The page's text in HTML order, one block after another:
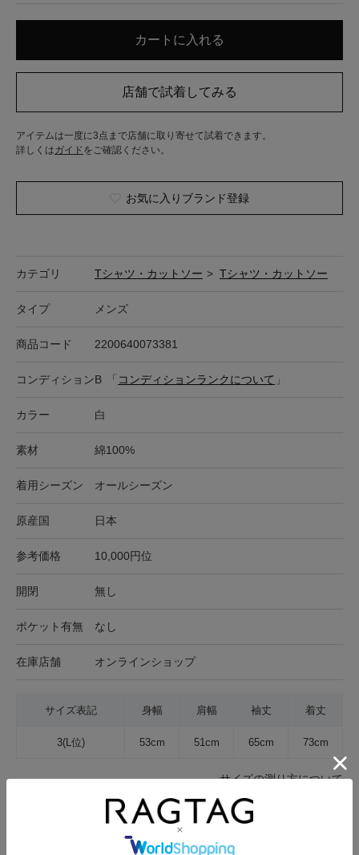
アイテムは一度に3点まで店舗に取り寄せて試着できます。
詳しくはガイド をご確認ください。
お気に入りブランド登録
カテゴリ Tシャツ・カットソー > Tシャツ・カットソー
タイプ メンズ
商品コード 2200640073381
コンディションB 「 コンディションランクについて 」
カラー 白
素材 綿100%
着用シーズン オールシーズン
原産国 日本
参考価格 10,000円位
開閉 無し
ポケット有無 なし
在庫店舗 オンラインショップ
サイズ表記 身幅 肩幅 袖丈 着丈
3(L位) 53cm 51cm 65cm 73cm
サイズの測り方について
普通